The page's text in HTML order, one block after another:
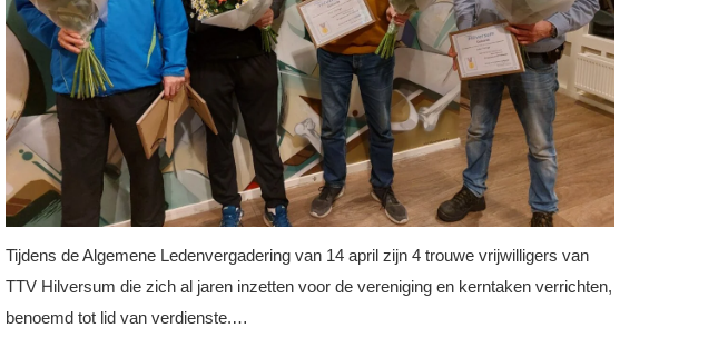
Tijdens de Algemene Ledenvergadering van 14 april zijn 4 trouwe vrijwilligers van
TTV Hilversum die zich al jaren inzetten voor de vereniging en kerntaken verrichten,
benoemd tot lid van verdienste.…